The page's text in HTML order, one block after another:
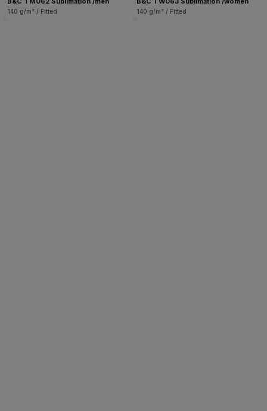
140 g/m² / Fitted 140 g/m² / Fitted